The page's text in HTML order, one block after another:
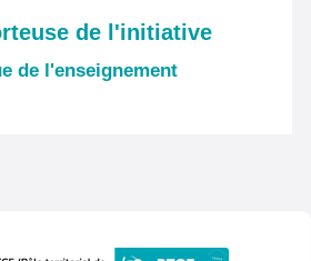
de l'initiative
de l'enseignement